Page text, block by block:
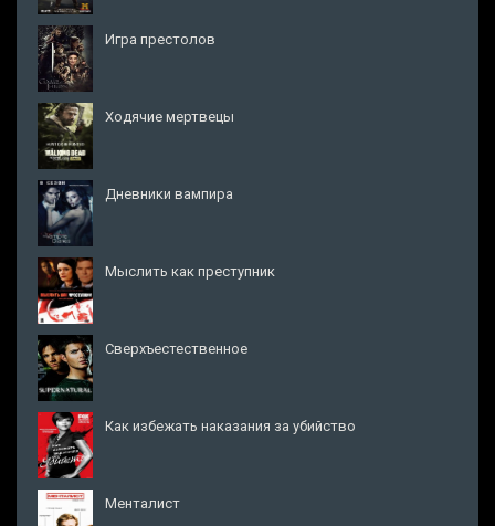
Игра престолов
Ходячие мертвецы
Дневники вампира
Мыслить как преступник
Сверхъестественное
Как избежать наказания за убийство
Менталист